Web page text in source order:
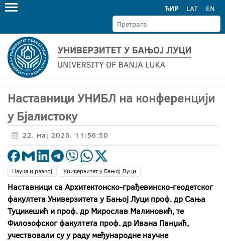
ЋИР LAT EN
Наставници УНИБЛ на конференцији
у Бјалистоку
22. мај 2026. 11:56:50
Наука и развој Универзитет у Бањој Луци
Наставници са Архитектонско-грађевинско-геодетског
факултета Универзитета у Бањој Луци проф. др Сања
Туцикешић и проф. др Мирослав Малиновић, те
Филозофског факултета проф. др Ивана Панџић,
учествовали су у раду међународне научне